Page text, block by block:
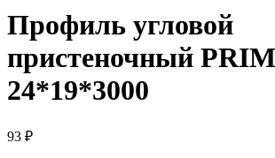
Профиль угловой
пристеночный
24*19*3000
93 ₽